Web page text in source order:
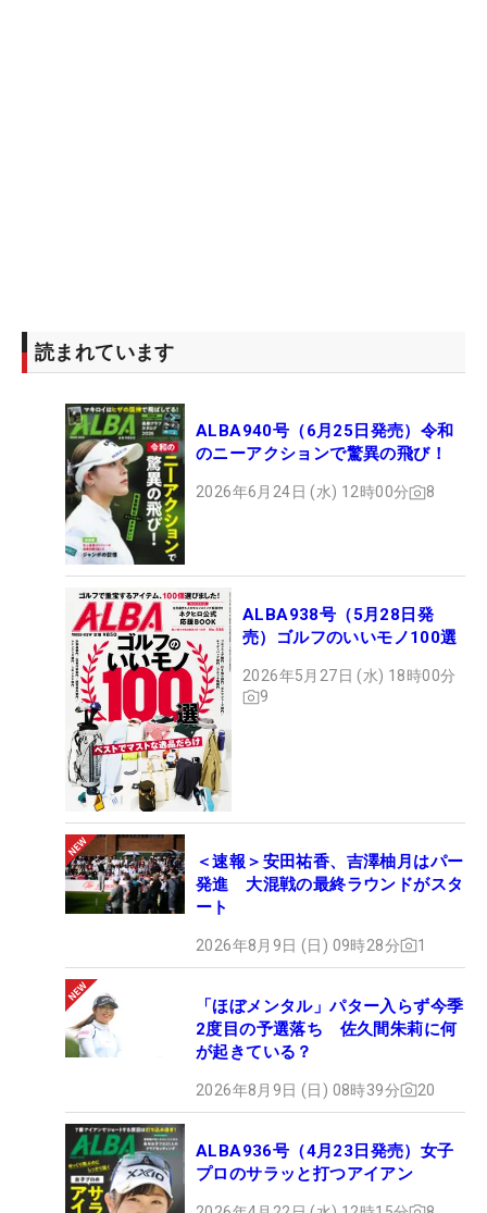
読まれています
ALBA940号（6月25日発売）令和
のニーアクションで驚異の飛び！
2026年6月24日 (水) 12時00分 8
ALBA938号（5月28日発
売）ゴルフのいいモノ100選
2026年5月27日 (水) 18時00分
9
＜速報＞安田祐香、吉澤柚月はパー
発進 大混戦の最終ラウンドがスタ
ート
2026年8月9日 (日) 09時28分 1
「ほぼメンタル」パター入らず今季
2度目の予選落ち 佐久間朱莉に何
が起きている？
2026年8月9日 (日) 08時39分 20
ALBA936号（4月23日発売）女子
プロのサラッと打つアイアン